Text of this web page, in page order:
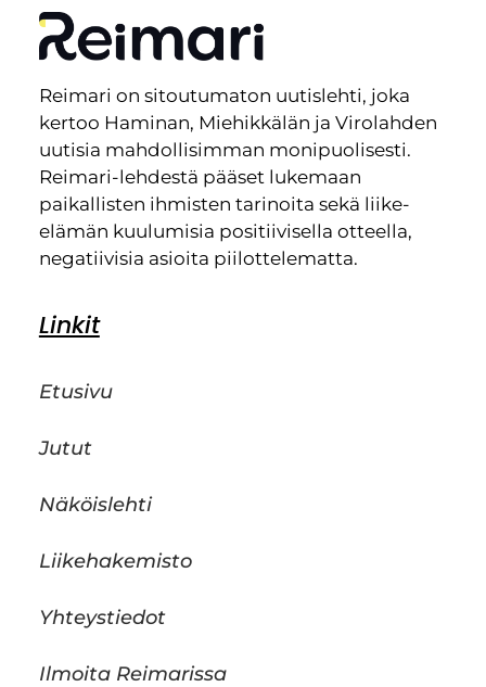
Reimari on sitoutumaton uutislehti, joka
kertoo Haminan, Miehikkälän ja Virolahden
uutisia mahdollisimman monipuolisesti.
Reimari-lehdestä pääset lukemaan
paikallisten ihmisten tarinoita sekä liike-
elämän kuulumisia positiivisella otteella,
negatiivisia asioita piilottelematta.
Linkit
Etusivu
Jutut
Näköislehti
Liikehakemisto
Yhteystiedot
Ilmoita Reimarissa